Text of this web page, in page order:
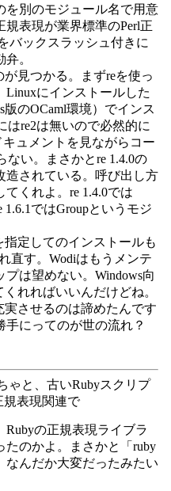
を別のモジュール名で用意
表現が業界標準のPerl正
バックスラッシュ付きに
。
見つかる。まずreを使っ
にインストールした
版のOCaml環境）でインス
はre2は無いので必然的に
キュメントを見ながらコー
ない。まさかとre 1.4.0の
造されている。呼び出し方
くれよ。re 1.4.0では
1.6.1ではGroupというモジ
定してのインストールも
直す。Wodiはもうメンテ
は望めない。Windows向
れればいいんだけどね。
させるのは諦めたんです
にってのが世の流れ？
ゃと、古いRubyスクリプ
規表現関連で
の正規表現ライブラ
たのかよ。まさかと「ruby
なんだか大変だったみたい